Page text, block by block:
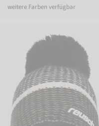
weitere Farben verfügbar